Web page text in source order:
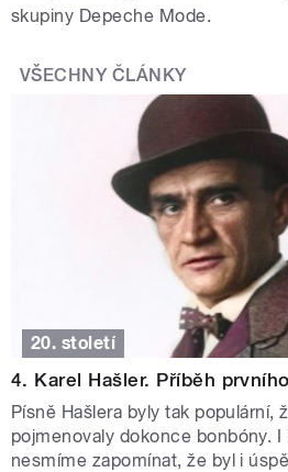
skupiny Depeche Mode.
VŠECHNY ČLÁNKY
20. století
4. Karel Hašler. Příběh
Písně Hašlera byly tak populární,
pojmenovaly dokonce bonbóny. I
nesmíme zapomínat, že byl i